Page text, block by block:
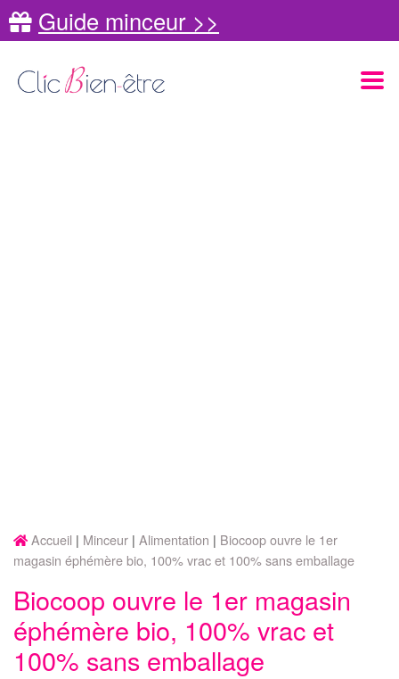
Guide minceur >>
Accueil Minceur Alimentation
Biocoop ouvre le 1er
magasin éphémère bio, 100% vrac et 100% sans emballage
Biocoop ouvre le 1er magasin
éphémère bio, 100% vrac et
100% sans emballage